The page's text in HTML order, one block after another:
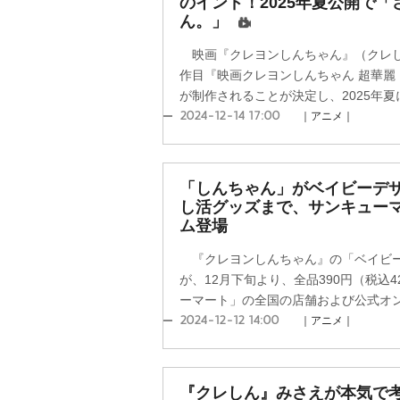
ん。」
映画『クレヨンしんちゃん』（クレ
作目『映画クレヨンしんちゃん 超華
が制作されることが決定し、2025年夏
2024-12-14 17:00 ｜アニメ｜
「しんちゃん」がベイビー
し活グッズまで、サンキュー
ム登場
『クレヨンしんちゃん』の「ベイビ
が、12月下旬より、全品390円（税込
ーマート」の全国の店舗および公式オ
2024-12-12 14:00 ｜アニメ｜
『クレしん』みさえが本気で